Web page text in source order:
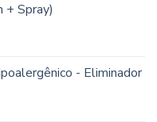
+ Spray)
- Eliminador